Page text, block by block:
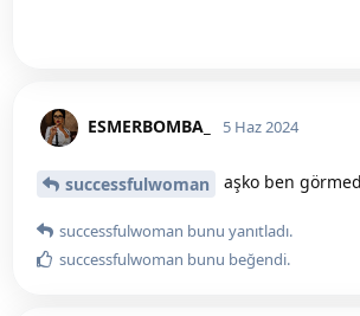
ESMERBOMBA_ 5 Haz 2024
successfulwoman aşko ben
successfulwoman bunu yanıtladı.
successfulwoman bunu beğendi.